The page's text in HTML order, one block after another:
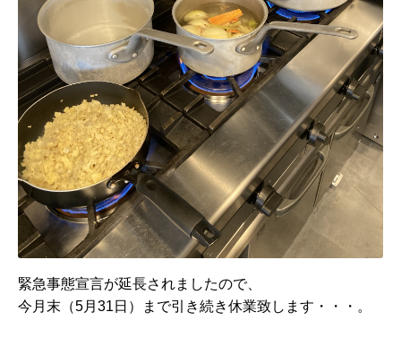
緊急事態宣言が延長されましたので、
今月末（5月31日）まで引き続き休業致します・・・。